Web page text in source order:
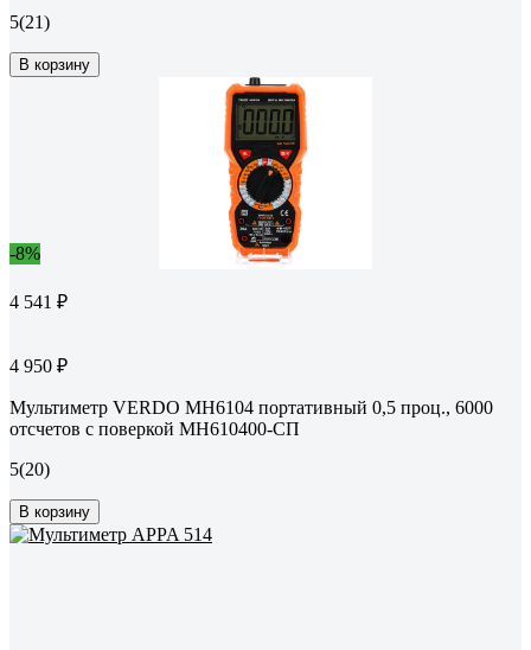
5(21)
В корзину
-8%
4 541 ₽
4 950 ₽
Мультиметр VERDO MH6104 портативный 0,5 проц., 6000
отсчетов с поверкой MH610400-СП
5(20)
В корзину